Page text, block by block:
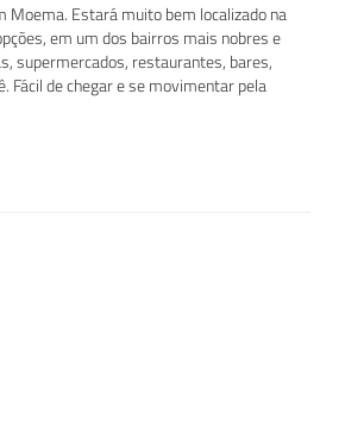
Moema. Estará muito bem localizado na
em um dos bairros mais nobres e
supermercados, restaurantes, bares,
Fácil de chegar e se movimentar pela